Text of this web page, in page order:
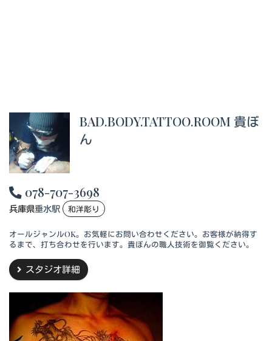
BAD.BODY.TATTOO.ROOM 貴ぼ
ん
078-707-3698
兵庫県垂水駅 和洋彫り
オールジャンルOK。お気軽にお問い合わせください。お客様が納得す
るまで、打ち合わせを行います。貴ぼんの職人技術を御覧ください。
スタジオ詳細